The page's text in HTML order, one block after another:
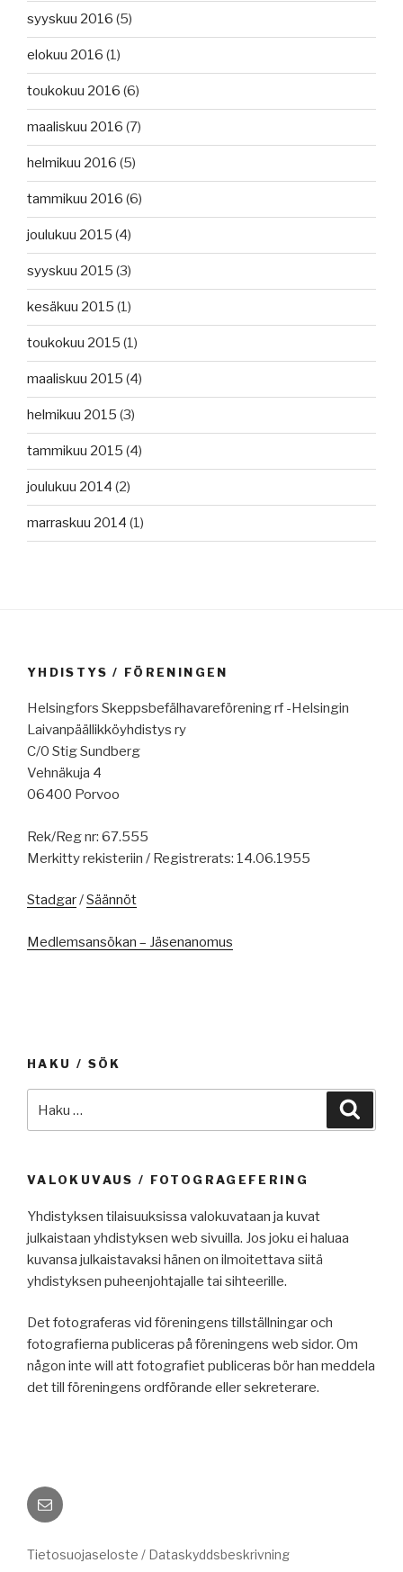
syyskuu 2016 (5)
elokuu 2016 (1)
toukokuu 2016 (6)
maaliskuu 2016 (7)
helmikuu 2016 (5)
tammikuu 2016 (6)
joulukuu 2015 (4)
syyskuu 2015 (3)
kesäkuu 2015 (1)
toukokuu 2015 (1)
maaliskuu 2015 (4)
helmikuu 2015 (3)
tammikuu 2015 (4)
joulukuu 2014 (2)
marraskuu 2014 (1)
YHDISTYS / FÖRENINGEN
Helsingfors Skeppsbefälhavareförening rf -Helsingin
Laivanpäällikköyhdistys ry
C/0 Stig Sundberg
Vehnäkuja 4
06400 Porvoo
Rek/Reg nr: 67.555
Merkitty rekisteriin / Registrerats: 14.06.1955
Stadgar/Säännöt
Medlemsansökan – Jäsenanomus
HAKU / SÖK
VALOKUVAUS / FOTOGRAGEFERING
Yhdistyksen tilaisuuksissa valokuvataan ja kuvat
julkaistaan yhdistyksen web sivuilla. Jos joku ei haluaa
kuvansa julkaistavaksi hänen on ilmoitettava siitä
yhdistyksen puheenjohtajalle tai sihteerille.
Det fotograferas vid föreningens tillställningar och
fotografierna publiceras på föreningens web sidor. Om
någon inte will att fotografiet publiceras bör han meddela
det till föreningens ordförande eller sekreterare.
Sähköposti
Tietosuojaseloste / Dataskyddsbeskrivning